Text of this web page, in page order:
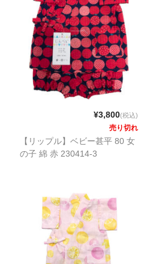
¥3,800(税込)
売り切れ
【リップル】ベビー甚平 80 女
の子 綿 赤 230414-3